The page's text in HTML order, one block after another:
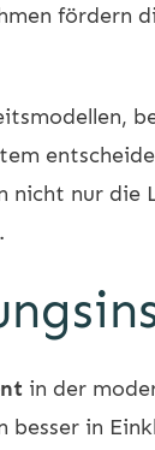
fördern
nicht nur
in der
in